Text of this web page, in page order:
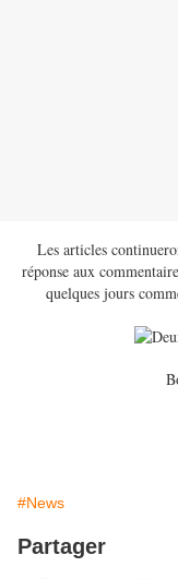
Les articles
réponse aux
quelques jours
#News
Partager